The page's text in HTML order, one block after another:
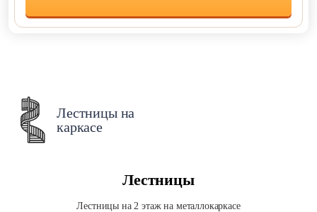
Лестницы на
каркасе
Лестницы
Лестницы на 2 этаж на металлокаркасе